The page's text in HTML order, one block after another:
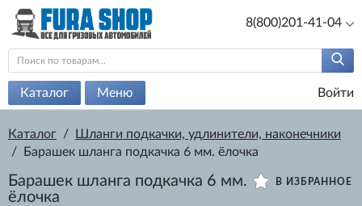
8(800)201-41-04
Каталог Меню Войти
Каталог /
Шланги подкачки, удлинители, наконечники
/
Барашек шланга подкачка 6 мм. ёлочка
В ИЗБРАННОЕ
Барашек шланга подкачка 6 мм.
ёлочка